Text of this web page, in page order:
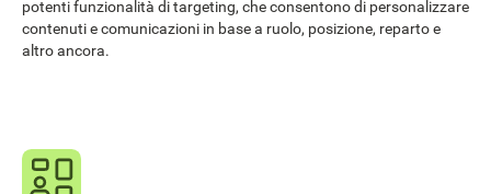
potenti funzionalità di targeting, che consentono di personalizzare
contenuti e comunicazioni in base a ruolo, posizione, reparto e
altro ancora.